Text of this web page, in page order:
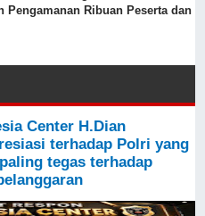
Pengamanan Ribuan Peserta dan
Center H.Dian
terhadap Polri yang
tegas terhadap